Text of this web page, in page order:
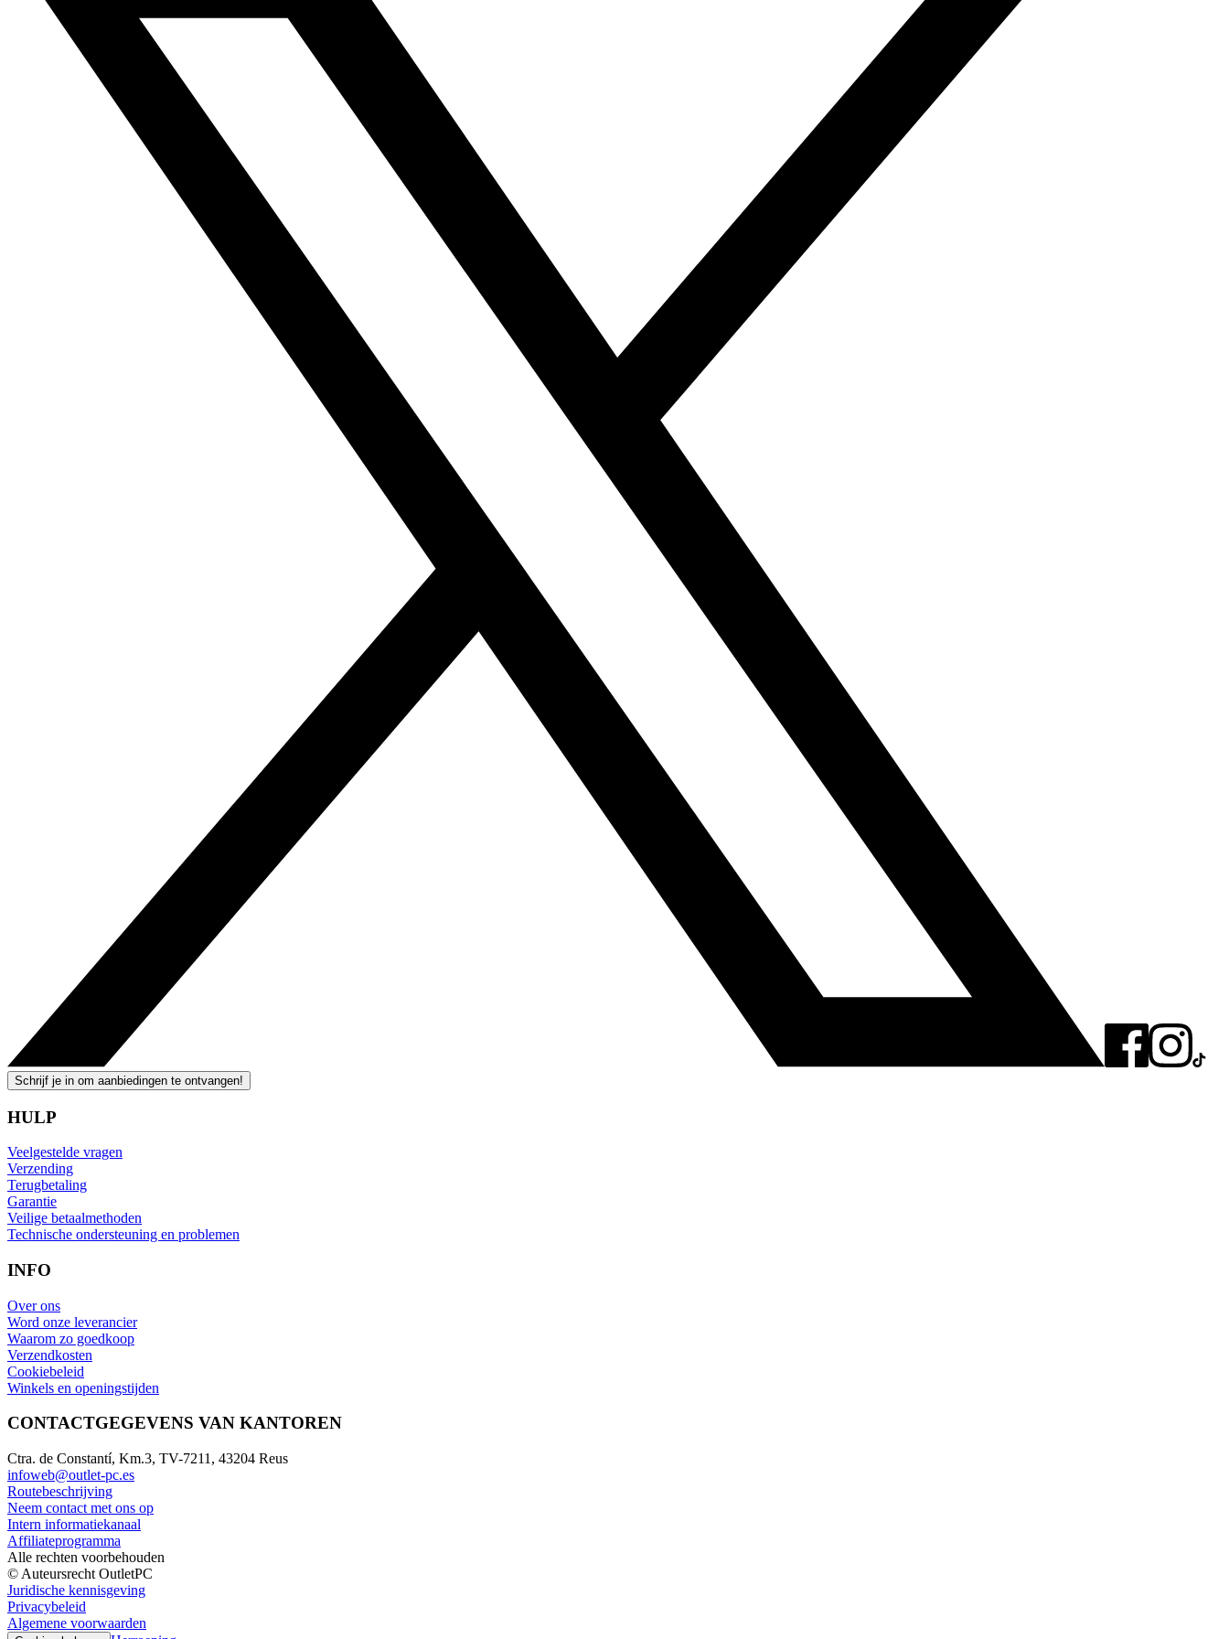
Schrijf je in om aanbiedingen te ontvangen!
HULP
Veelgestelde vragen
Verzending
Terugbetaling
Garantie
Veilige betaalmethoden
Technische ondersteuning en problemen
INFO
Over ons
Word onze leverancier
Waarom zo goedkoop
Verzendkosten
Cookiebeleid
Winkels en openingstijden
CONTACTGEGEVENS VAN KANTOREN
Ctra. de Constantí, Km.3, TV-7211, 43204 Reus
infoweb@outlet-pc.es
Routebeschrijving
Neem contact met ons op
Intern informatiekanaal
Affiliateprogramma
Alle rechten voorbehouden
© Auteursrecht OutletPC
Juridische kennisgeving
Privacybeleid
Algemene voorwaarden